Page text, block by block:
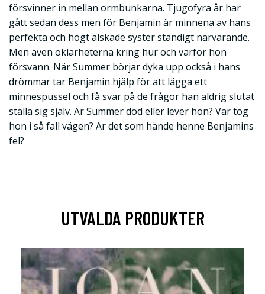
försvinner in mellan ormbunkarna. Tjugofyra år har
gått sedan dess men för Benjamin är minnena av hans
perfekta och högt älskade syster ständigt närvarande.
Men även oklarheterna kring hur och varför hon
försvann. När Summer börjar dyka upp också i hans
drömmar tar Benjamin hjälp för att lägga ett
minnespussel och få svar på de frågor han aldrig slutat
ställa sig själv. Är Summer död eller lever hon? Var tog
hon i så fall vägen? Är det som hände henne Benjamins
fel?
UTVALDA PRODUKTER